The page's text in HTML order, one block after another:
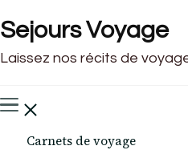
Sejours Voyage
Laissez nos récits de
Carnets de voyage